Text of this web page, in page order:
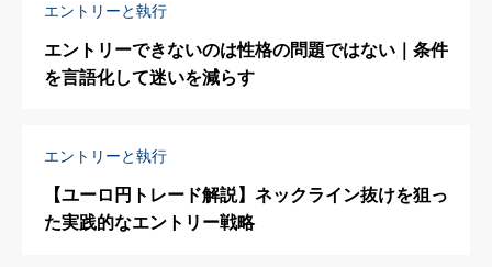
エントリーと執行
エントリーできないのは性格の問題ではない｜条件
を言語化して迷いを減らす
エントリーと執行
【ユーロ円トレード解説】ネックライン抜けを狙っ
た実践的なエントリー戦略